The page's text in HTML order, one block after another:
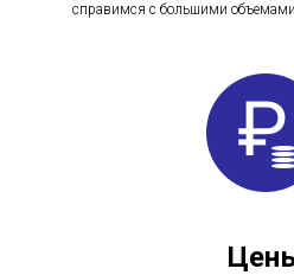
справимся с большими